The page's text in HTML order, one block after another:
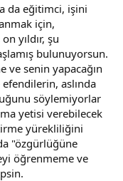
da eğitimci, işini
için,
yıldır, şu
bulunuyorsun.
ve senin yapacağın
aslında
söylemiyorlar
yetisi verebilecek
yürekliliğini
"özgürlüğüne
öğrenmeme ve